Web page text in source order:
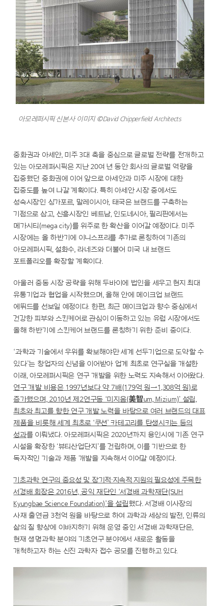
아모레퍼시픽 신본사 이미지 ©David Chipperfield Architects
중화권과 아세안, 미주 3대 축을 중심으로 글로벌 전략를 전개하고
있는 아모레퍼시픽은 지난 20여 년 동안 회사의 글로벌 역량을
집중했던 중화권에 이어 앞으로 아세안과 미주 시장에 대한
집중도를 높여 나갈 계획이다. 특히 아세안 시장 중에서도
성숙시장인 싱가포르, 말레이시아, 태국은 브랜드를 구축하는
기점으로 삼고, 신흥시장인 베트남, 인도네시아, 필리핀에서는
메가시티(mega city)를 위주로 한 확산을 이어갈 예정이다. 미주
시장에는 올 하반기에 이니스프리를 추가로 론칭하여 기존의
아모레퍼시픽, 설화수, 라네즈와 더불어 미국 내 브랜드
포트폴리오를 확장할 계획이다.
아울러 중동 시장 공략을 위해 두바이에 법인을 세우고 현지 최대
유통기업과 협업을 시작했으며, 올해 안에 메이크업 브랜드
에뛰드를 선보일 예정이다. 한편, 최근 메이크업과 향수 중심에서
건강한 피부와 스킨케어로 관심이 이동하고 있는 유럽 시장에서도
올해 하반기에 스킨케어 브랜드를 론칭하기 위한 준비 중이다.
‘과학과 기술에서 우위를 확보해야만 세계 선두기업으로 도약할 수
있다’는 창업자의 신념을 이어받아 업계 최초로 연구실을 개설한
이래, 아모레퍼시픽은 연구 개발을 위한 노력도 지속해서 이어왔다.
연구 개발 비용은 1997년보다 약 7배(179억 원→1,308억 원)로
증가했으며, 2010년 제2연구동 ‘미지움(美智um, Mizium)’ 설립,
최초와 최고를 향한 연구 개발 노력을 바탕으로 여러 브랜드의 대표
제품을 비롯해 세계 최초로 ‘쿠션’ 카테고리를 탄생시키는 등의
성과를 이뤄냈다. 아모레퍼시픽은 2020년까지 용인시에 기존 연구
시설을 확장한 ‘뷰티산업단지’를 건립하며, 이를 기반으로 한
독자적인 기술과 제품 개발을 지속해서 이어갈 예정이다.
기초과학 연구의 중요성 및 장기적·지속적 지원의 필요성에 주목한
서경배 회장은 2016년, 공익 재단인 ‘서경배 과학재단(SUH
Kyungbae Science Foundation)’을 설립했다. 서경배 이사장의
사재 출연금 3천억 원을 바탕으로 하여 과학과 세상의 발전, 인류의
삶의 질 향상에 이바지하기 위해 운영 중인 서경배 과학재단은,
현재 생명과학 분야의 기초연구 분야에서 새로운 활동을
개척하고자 하는 신진 과학자 접수 공모를 진행하고 있다.